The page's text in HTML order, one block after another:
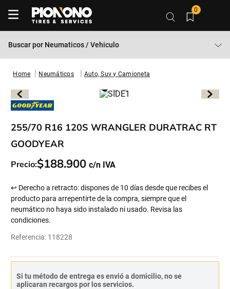
0
Buscar por Neumaticos / Vehiculo
Neumáticos Auto, Suv y Camioneta
255/70 R16 120S WRANGLER DURATRAC RT
GOODYEAR
Precio:$188.900
↩ Derecho a retracto: dispones de 10 días desde que recibes el
producto para arrepentirte de la compra, siempre que el
neumático no haya sido instalado ni usado. Revisa las
condiciones.
Referencia: 118228
Si tu método de entrega es envió a domicilio, no se
aplicaran recargos por los servicios.